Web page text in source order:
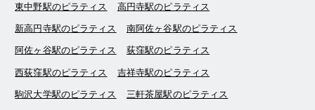
東中野駅のピラティス 高円寺駅のピラティス
新高円寺駅のピラティス 南阿佐ヶ谷駅のピラティス
阿佐ヶ谷駅のピラティス 荻窪駅のピラティス
西荻窪駅のピラティス 吉祥寺駅のピラティス
駒沢大学駅のピラティス 三軒茶屋駅のピラティス